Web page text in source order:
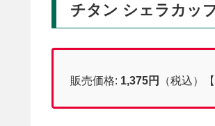
チタン シェラカッ
販売価格: 1,375円 （税込）【